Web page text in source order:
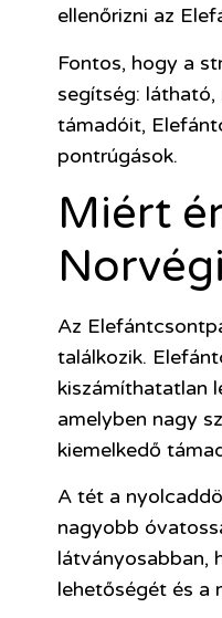
ellenőrizni az
Fontos, hogy a
segítség:
támadóit,
pontrúgások.
Miért
Az
találkozik.
kiszámíthatatlan
amelyben nagy
kiemelkedő
A tét a
nagyobb
látványosabban,
lehetőségét és a